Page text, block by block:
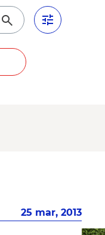
search tune
25 mar, 2013